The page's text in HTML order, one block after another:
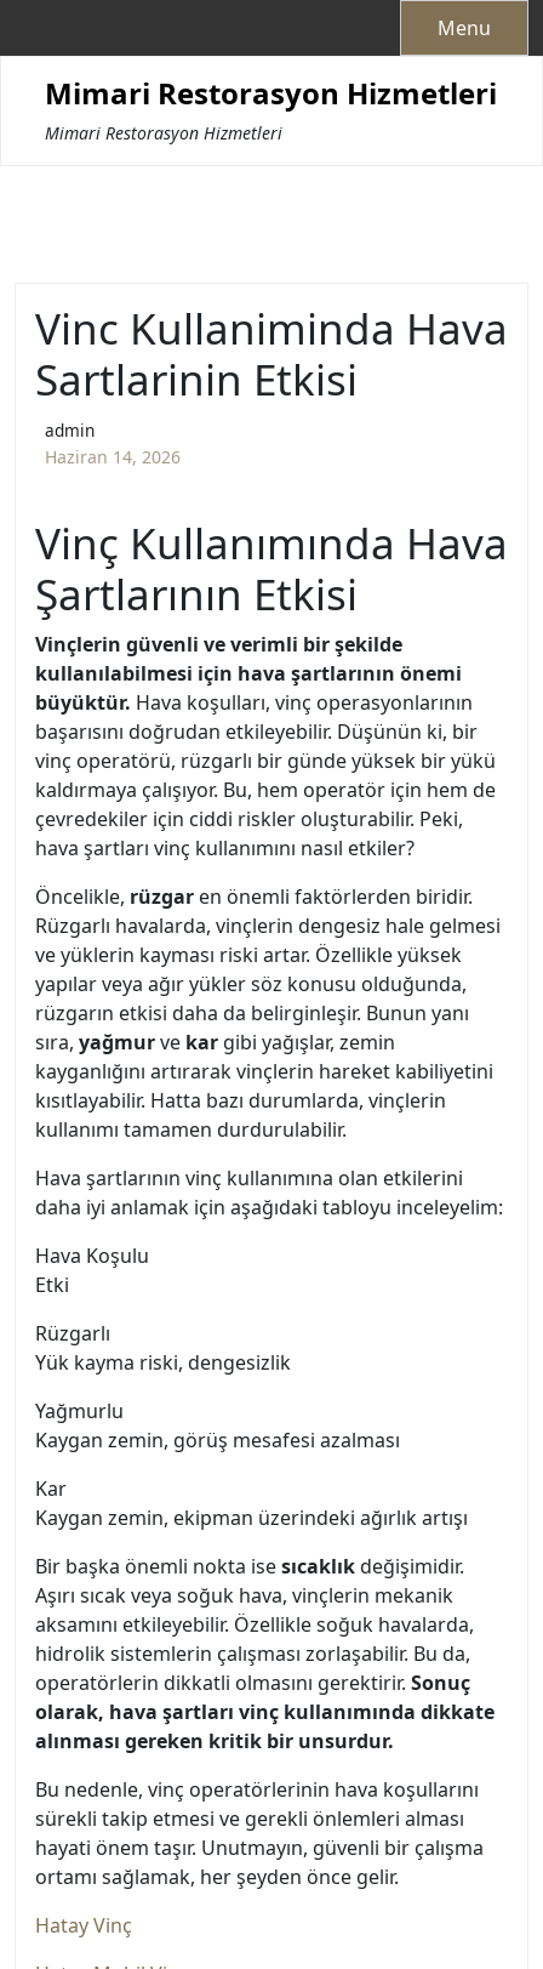
Menu
Mimari Restorasyon Hizmetleri
Mimari Restorasyon Hizmetleri
Vinc Kullaniminda Hava
Sartlarinin Etkisi
admin
Haziran 14, 2026
Vinç Kullanımında Hava
Şartlarının Etkisi
Vinçlerin güvenli ve verimli bir şekilde
kullanılabilmesi için hava şartlarının önemi
büyüktür. Hava koşulları, vinç operasyonlarının
başarısını doğrudan etkileyebilir. Düşünün ki, bir
vinç operatörü, rüzgarlı bir günde yüksek bir yükü
kaldırmaya çalışıyor. Bu, hem operatör için hem de
çevredekiler için ciddi riskler oluşturabilir. Peki,
hava şartları vinç kullanımını nasıl etkiler?
Öncelikle, rüzgar en önemli faktörlerden biridir.
Rüzgarlı havalarda, vinçlerin dengesiz hale gelmesi
ve yüklerin kayması riski artar. Özellikle yüksek
yapılar veya ağır yükler söz konusu olduğunda,
rüzgarın etkisi daha da belirginleşir. Bunun yanı
sıra, yağmurve kar gibi yağışlar, zemin
kayganlığını artırarak vinçlerin hareket kabiliyetini
kısıtlayabilir. Hatta bazı durumlarda, vinçlerin
kullanımı tamamen durdurulabilir.
Hava şartlarının vinç kullanımına olan etkilerini
daha iyi anlamak için aşağıdaki tabloyu inceleyelim:
Hava Koşulu
Etki
Rüzgarlı
Yük kayma riski, dengesizlik
Yağmurlu
Kaygan zemin, görüş mesafesi azalması
Kar
Kaygan zemin, ekipman üzerindeki ağırlık artışı
Bir başka önemli nokta isesıcaklıkdeğişimidir.
Aşırı sıcak veya soğuk hava, vinçlerin mekanik
aksamını etkileyebilir. Özellikle soğuk havalarda,
hidrolik sistemlerin çalışması zorlaşabilir. Bu da,
operatörlerin dikkatli olmasını gerektirir. Sonuç
olarak, hava şartları vinç kullanımında dikkate
alınması gereken kritik bir unsurdur.
Bu nedenle, vinç operatörlerinin hava koşullarını
sürekli takip etmesi ve gerekli önlemleri alması
hayati önem taşır. Unutmayın, güvenli bir çalışma
ortamı sağlamak, her şeyden önce gelir.
Hatay Vinç